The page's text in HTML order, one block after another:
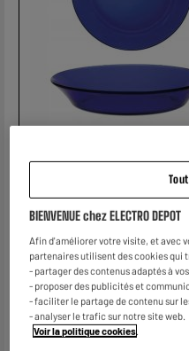
Voir les
1€
BIENVENUE chez ELECTRO DEPOT
Afin d'améliorer votre visite, et avec
partenaires utilisent des cookies qui
- partager des contenus adaptés à
- proposer des publicités et
- faciliter le partage de contenu sur
- analyser le trafic sur notre site web.
Voir la politique cookies.